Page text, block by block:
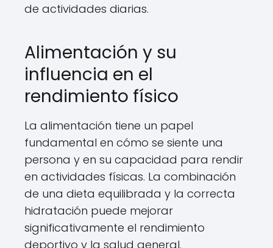
de actividades diarias.
Alimentación y su
influencia en el
rendimiento físico
La alimentación tiene un papel
fundamental en cómo se siente una
persona y en su capacidad para rendir
en actividades físicas. La combinación
de una dieta equilibrada y la correcta
hidratación puede mejorar
significativamente el rendimiento
deportivo y la salud general.